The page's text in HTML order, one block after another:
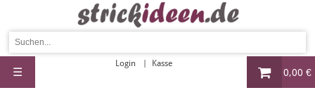
0,00 €
Login Kasse
☰